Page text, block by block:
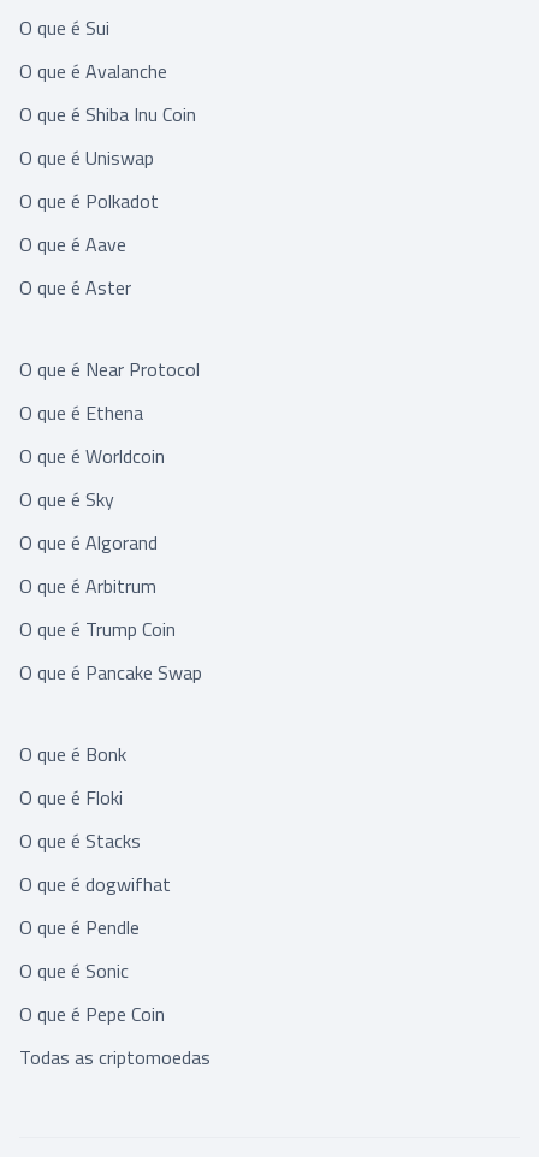
O que é Sui
O que é Avalanche
O que é Shiba Inu Coin
O que é Uniswap
O que é Polkadot
O que é Aave
O que é Aster
O que é Near Protocol
O que é Ethena
O que é Worldcoin
O que é Sky
O que é Algorand
O que é Arbitrum
O que é Trump Coin
O que é Pancake Swap
O que é Bonk
O que é Floki
O que é Stacks
O que é dogwifhat
O que é Pendle
O que é Sonic
O que é Pepe Coin
Todas as criptomoedas